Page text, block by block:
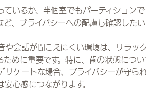
ているか、半個室でもパーティションで
ど、プライバシーへの配慮も確認したい
や会話が聞こえにくい環境は、リラッ
ために重要です。特に、歯の状態につ
リケートな場合、プライバシーが守ら
心感につながります。